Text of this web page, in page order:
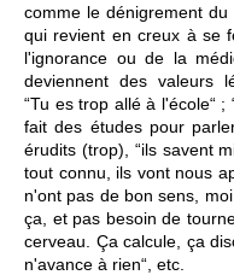
comme le dénigrement du
qui revient en creux à se
l'ignorance ou de la
deviennent des valeurs
“Tu es trop allé à l'école“ ;
fait des études pour
érudits (trop), “ils savent
tout connu, ils vont nous
n'ont pas de bon sens,
ça, et pas besoin de
cerveau. Ça calcule, ça
n'avance à rien“, etc.